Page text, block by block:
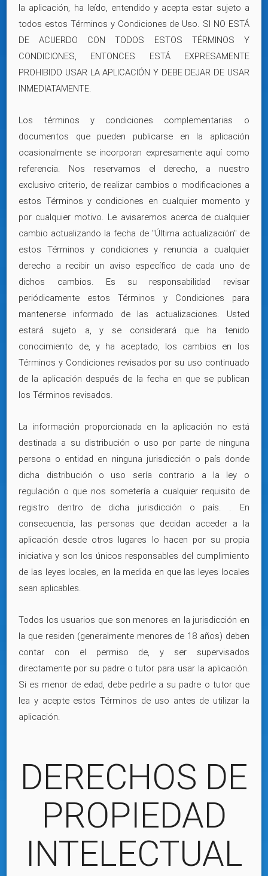
la aplicación, ha leído, entendido y acepta estar sujeto a
todos estos Términos y Condiciones de Uso. SI NO ESTÁ
DE ACUERDO CON TODOS ESTOS TÉRMINOS Y
CONDICIONES, ENTONCES ESTÁ EXPRESAMENTE
PROHIBIDO USAR LA APLICACIÓN Y DEBE DEJAR DE USAR
INMEDIATAMENTE.
Los términos y condiciones complementarias o
documentos que pueden publicarse en la aplicación
ocasionalmente se incorporan expresamente aquí como
referencia. Nos reservamos el derecho, a nuestro
exclusivo criterio, de realizar cambios o modificaciones a
estos Términos y condiciones en cualquier momento y
por cualquier motivo. Le avisaremos acerca de cualquier
cambio actualizando la fecha de "Última actualización" de
estos Términos y condiciones y renuncia a cualquier
derecho a recibir un aviso específico de cada uno de
dichos cambios. Es su responsabilidad revisar
periódicamente estos Términos y Condiciones para
mantenerse informado de las actualizaciones. Usted
estará sujeto a, y se considerará que ha tenido
conocimiento de, y ha aceptado, los cambios en los
Términos y Condiciones revisados por su uso continuado
de la aplicación después de la fecha en que se publican
los Términos revisados.
La información proporcionada en la aplicación no está
destinada a su distribución o uso por parte de ninguna
persona o entidad en ninguna jurisdicción o país donde
dicha distribución o uso sería contrario a la ley o
regulación o que nos sometería a cualquier requisito de
registro dentro de dicha jurisdicción o país. . En
consecuencia, las personas que decidan acceder a la
aplicación desde otros lugares lo hacen por su propia
iniciativa y son los únicos responsables del cumplimiento
de las leyes locales, en la medida en que las leyes locales
sean aplicables.
Todos los usuarios que son menores en la jurisdicción en
la que residen (generalmente menores de 18 años) deben
contar con el permiso de, y ser supervisados
directamente por su padre o tutor para usar la aplicación.
Si es menor de edad, debe pedirle a su padre o tutor que
lea y acepte estos Términos de uso antes de utilizar la
aplicación.
DERECHOS DE
PROPIEDAD
INTELECTUAL